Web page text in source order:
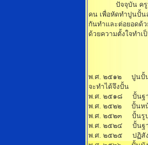
ปัจจุบัน ครูทองร่
คน เพื่อหัดทําปูนปั้น
กันทําและต่อยอดด้
ด้วยความตั้งใจทํา
พ.ศ. ๒๕๑๒ ปูนปั้น
จะทําได้จึง
พ.ศ. ๒๕๑๘ ปั้นฐ
พ.ศ. ๒๕๒๒ ปั้นหน้า
พ.ศ. ๒๕๒๓ ปั้นรูปพ
พ.ศ. ๒๕๒๔ ปั้นฐา
พ.ศ. ๒๕๒๕ ปฏิสั